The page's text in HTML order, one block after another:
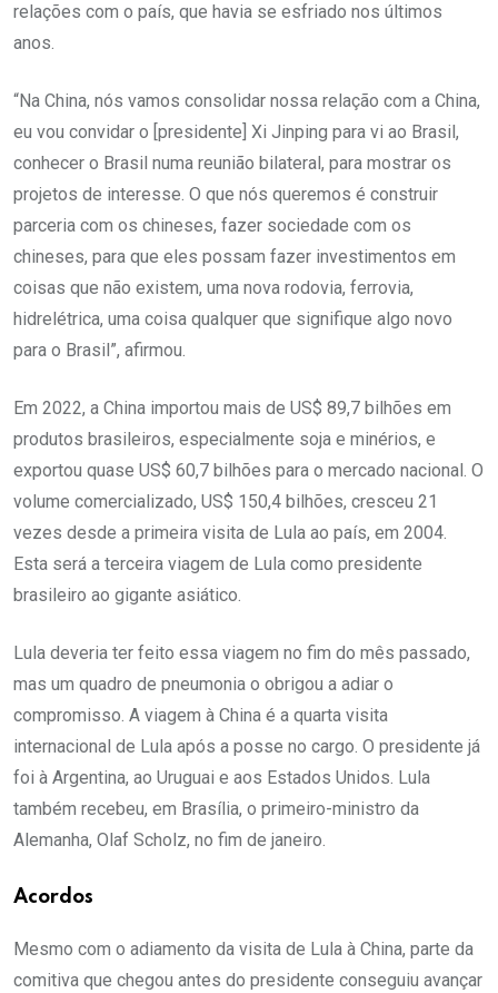
relações com o país, que havia se esfriado nos últimos
anos.
“Na China, nós vamos consolidar nossa relação com a China,
eu vou convidar o [presidente] Xi Jinping para vi ao Brasil,
conhecer o Brasil numa reunião bilateral, para mostrar os
projetos de interesse. O que nós queremos é construir
parceria com os chineses, fazer sociedade com os
chineses, para que eles possam fazer investimentos em
coisas que não existem, uma nova rodovia, ferrovia,
hidrelétrica, uma coisa qualquer que signifique algo novo
para o Brasil”, afirmou.
Em 2022, a China importou mais de US$ 89,7 bilhões em
produtos brasileiros, especialmente soja e minérios, e
exportou quase US$ 60,7 bilhões para o mercado nacional. O
volume comercializado, US$ 150,4 bilhões, cresceu 21
vezes desde a primeira visita de Lula ao país, em 2004.
Esta será a terceira viagem de Lula como presidente
brasileiro ao gigante asiático.
Lula deveria ter feito essa viagem no fim do mês passado,
mas um quadro de pneumonia o obrigou a adiar o
compromisso. A viagem à China é a quarta visita
internacional de Lula após a posse no cargo. O presidente já
foi à Argentina, ao Uruguai e aos Estados Unidos. Lula
também recebeu, em Brasília, o primeiro-ministro da
Alemanha, Olaf Scholz, no fim de janeiro.
Acordos
Mesmo com o adiamento da visita de Lula à China, parte da
comitiva que chegou antes do presidente conseguiu avançar